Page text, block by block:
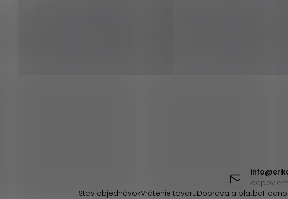
info@
Stav objednávokVrátenie tovaruDoprava a platba